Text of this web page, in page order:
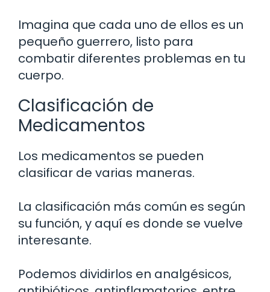
Imagina que cada uno de ellos es un
pequeño guerrero, listo para
combatir diferentes problemas en tu
cuerpo.
Clasificación de
Medicamentos
Los medicamentos se pueden
clasificar de varias maneras.
La clasificación más común es según
su función, y aquí es donde se vuelve
interesante.
Podemos dividirlos en analgésicos,